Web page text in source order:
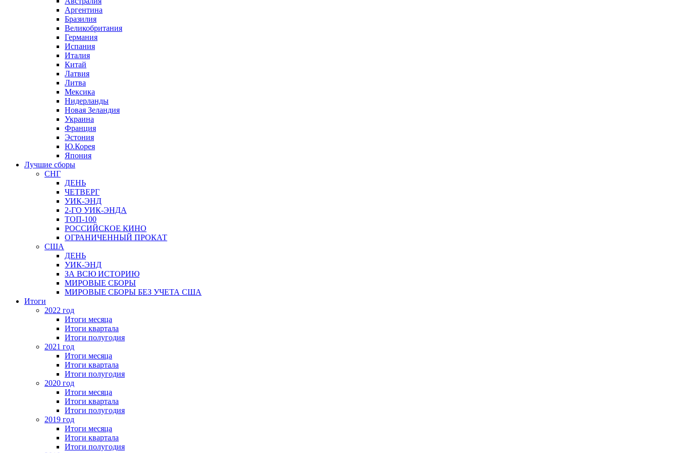
Аргентина
Бразилия
Великобритания
Германия
Испания
Италия
Китай
Латвия
Литва
Мексика
Нидерланды
Новая Зеландия
Украина
Франция
Эстония
Ю.Корея
Япония
Лучшие сборы
СНГ
ДЕНЬ
ЧЕТВЕРГ
УИК-ЭНД
2-ГО УИК-ЭНДА
ТОП-100
РОССИЙСКОЕ КИНО
ОГРАНИЧЕННЫЙ ПРОКАТ
США
ДЕНЬ
УИК-ЭНД
ЗА ВСЮ ИСТОРИЮ
МИРОВЫЕ СБОРЫ
МИРОВЫЕ СБОРЫ БЕЗ УЧЕТА США
Итоги
2022 год
Итоги месяца
Итоги квартала
Итоги полугодия
2021 год
Итоги месяца
Итоги квартала
Итоги полугодия
2020 год
Итоги месяца
Итоги квартала
Итоги полугодия
2019 год
Итоги месяца
Итоги квартала
Итоги полугодия